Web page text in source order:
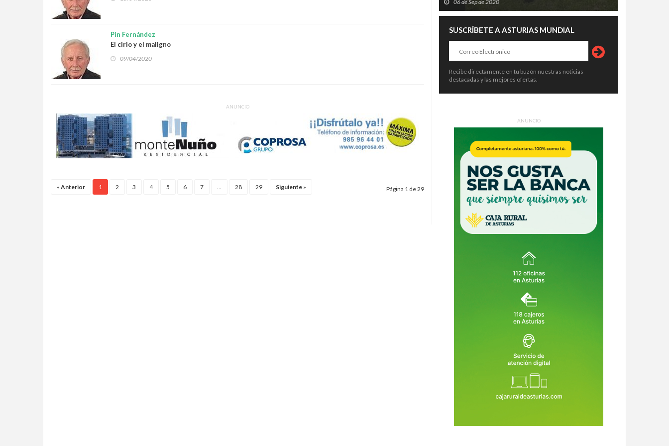
Pin Fernández
El cirio y el maligno
09/04/2020
ANUNCIO
« Anterior 1 2 3 4 5 6 7 ... 28 29 Siguiente » Página 1 de 29
06 de Sep de 2020
SUSCRÍBETE A ASTURIAS MUNDIAL
Recibe directamente en tu buzón nuestras noticias
destacadas y las mejores ofertas.
ANUNCIO